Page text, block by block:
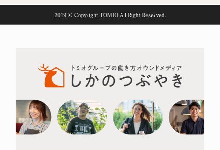
2019 © Copyright TOMIO All Right Reserved.